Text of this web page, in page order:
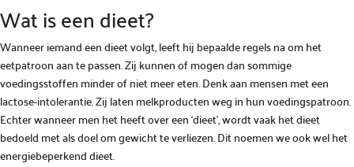
Wat is een dieet?
Wanneer iemand een dieet volgt, leeft hij bepaalde regels na om het
eetpatroon aan te passen. Zij kunnen of mogen dan sommige
voedingsstoffen minder of niet meer eten. Denk aan mensen met een
lactose-intolerantie. Zij laten melkproducten weg in hun voedingspatroon.
Echter wanneer men het heeft over een ‘dieet’, wordt vaak het dieet
bedoeld met als doel om gewicht te verliezen. Dit noemen we ook wel het
energiebeperkend dieet.